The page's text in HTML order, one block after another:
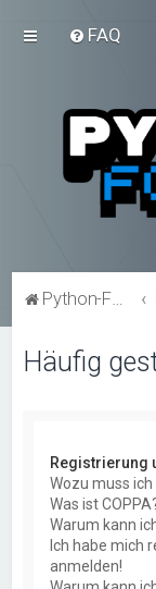
FAQ
Python-Forum.de
Häufig
Registrierung
Wozu muss
Was ist
Warum kann
Ich habe mich
anmelden!